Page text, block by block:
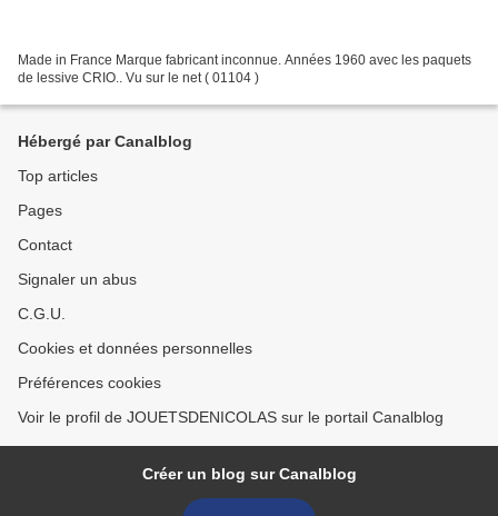
Made in France Marque fabricant inconnue. Années 1960 avec les paquets
de lessive CRIO.. Vu sur le net ( 01104 )
Hébergé par Canalblog
Top articles
Pages
Contact
Signaler un abus
C.G.U.
Cookies et données personnelles
Préférences cookies
Voir le profil de JOUETSDENICOLAS sur le portail Canalblog
Créer un blog sur Canalblog